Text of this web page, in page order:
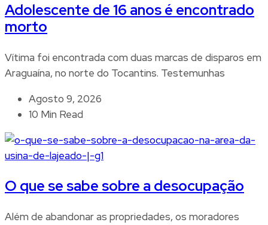
Adolescente de 16 anos é encontrado
morto
Vítima foi encontrada com duas marcas de disparos em
Araguaína, no norte do Tocantins. Testemunhas
Agosto 9, 2026
10 Min Read
O que se sabe sobre a desocupação
Além de abandonar as propriedades, os moradores